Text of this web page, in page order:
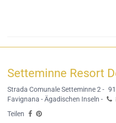
Setteminne Resort
Strada Comunale Setteminne 2 -
Favignana - Ägadischen Inseln -
Teilen